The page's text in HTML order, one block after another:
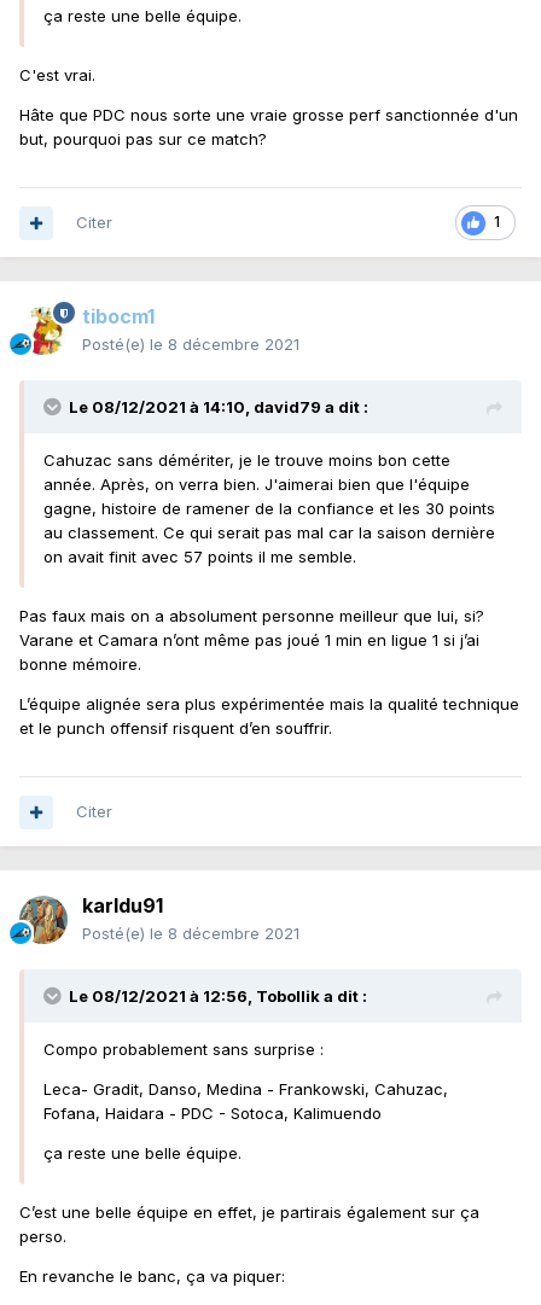
ça reste une belle équipe.
C'est vrai.
Hâte que PDC nous sorte une vraie grosse perf sanctionnée d'un
but, pourquoi pas sur ce match?
1
Citer
tibocm1
Posté(e) le 8 décembre 2021
Le 08/12/2021 à 14:10, david79 a dit :
Cahuzac sans démériter, je le trouve moins bon cette
année. Après, on verra bien. J'aimerai bien que l'équipe
gagne, histoire de ramener de la confiance et les 30 points
au classement. Ce qui serait pas mal car la saison dernière
on avait finit avec 57 points il me semble.
Pas faux mais on a absolument personne meilleur que lui, si?
Varane et Camara n’ont même pas joué 1 min en ligue 1 si j’ai
bonne mémoire.
L’équipe alignée sera plus expérimentée mais la qualité technique
et le punch offensif risquent d’en souffrir.
Citer
karldu91
Posté(e) le 8 décembre 2021
Le 08/12/2021 à 12:56, Tobollika dit :
Compo probablement sans surprise :
Leca- Gradit, Danso, Medina - Frankowski, Cahuzac,
Fofana, Haidara - PDC - Sotoca, Kalimuendo
ça reste une belle équipe.
C’est une belle équipe en effet, je partirais également sur ça
perso.
En revanche le banc, ça va piquer: